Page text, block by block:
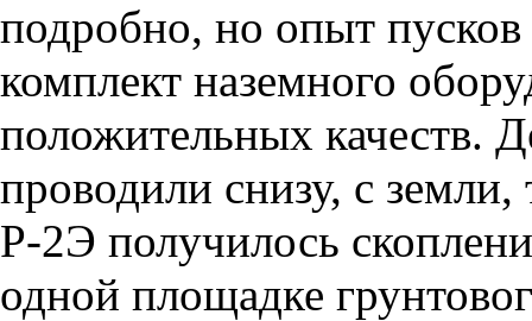
подробно, но опыт
комплект наземного
положительных качеств.
проводили снизу, с земли,
Р-2Э получилось
одной площадке